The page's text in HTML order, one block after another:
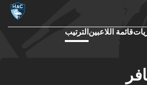
قائمة اللاعبين الترتيب